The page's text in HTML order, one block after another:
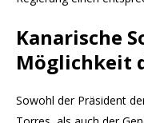
Kanarische
Möglichkeit
Sowohl der Präsident